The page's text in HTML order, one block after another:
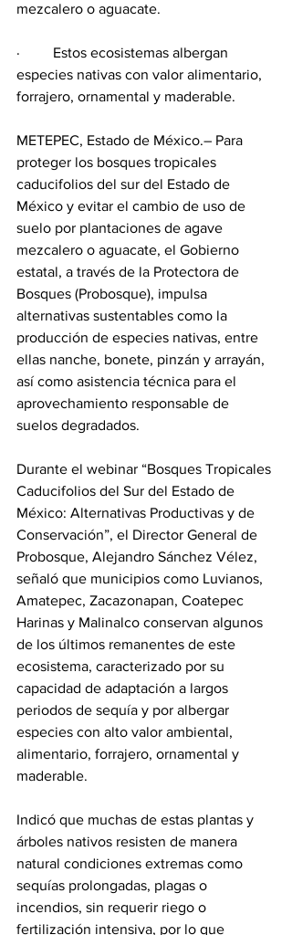
mezcalero o aguacate.
·         Estos ecosistemas albergan
especies nativas con valor alimentario,
forrajero, ornamental y maderable.
METEPEC, Estado de México.– Para
proteger los bosques tropicales
caducifolios del sur del Estado de
México y evitar el cambio de uso de
suelo por plantaciones de agave
mezcalero o aguacate, el Gobierno
estatal, a través de la Protectora de
Bosques (Probosque), impulsa
alternativas sustentables como la
producción de especies nativas, entre
ellas nanche, bonete, pinzán y arrayán,
así como asistencia técnica para el
aprovechamiento responsable de
suelos degradados.
Durante el webinar “Bosques Tropicales
Caducifolios del Sur del Estado de
México: Alternativas Productivas y de
Conservación”, el Director General de
Probosque, Alejandro Sánchez Vélez,
señaló que municipios como Luvianos,
Amatepec, Zacazonapan, Coatepec
Harinas y Malinalco conservan algunos
de los últimos remanentes de este
ecosistema, caracterizado por su
capacidad de adaptación a largos
periodos de sequía y por albergar
especies con alto valor ambiental,
alimentario, forrajero, ornamental y
maderable.
Indicó que muchas de estas plantas y
árboles nativos resisten de manera
natural condiciones extremas como
sequías prolongadas, plagas o
incendios, sin requerir riego o
fertilización intensiva, por lo que